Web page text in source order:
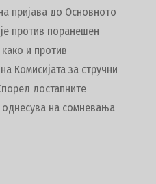
пријава до Основното
против поранешен
и против
Комисијата за стручни
достапните
на сомневања